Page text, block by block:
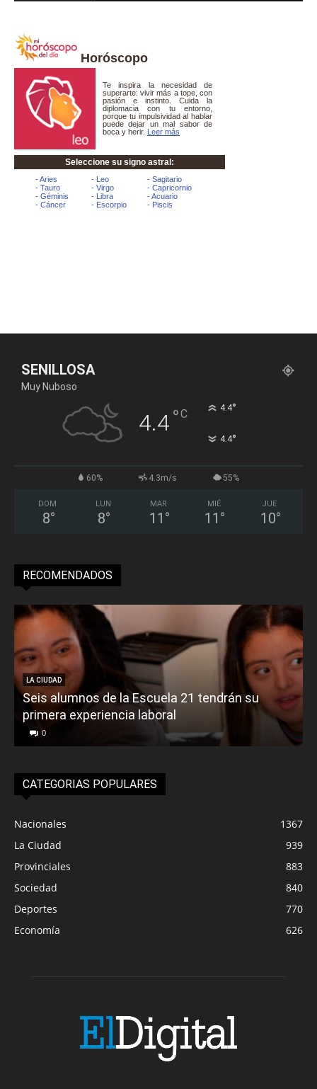
Horóscopo
SENILLOSA
Muy Nuboso
4.4°C 4.4°
4.4°
60% 4.3m/s 55%
DOM
8°
LUN
8°
MAR
11 °
MIÉ
11 °
JUE
10°
RECOMENDADOS
LA CIUDAD
Seis alumnos de la Escuela 21 tendrán su
primera experiencia laboral
0
CATEGORIAS POPULARES
Nacionales
1367
La Ciudad
939
Provinciales
883
Sociedad
840
Deportes
770
Economía
626